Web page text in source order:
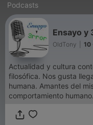
Podcasts
Ensayo y
OldTony 10
Actualidad y cultura
filosófica. Nos gusta
humana. Amantes del
comportamiento